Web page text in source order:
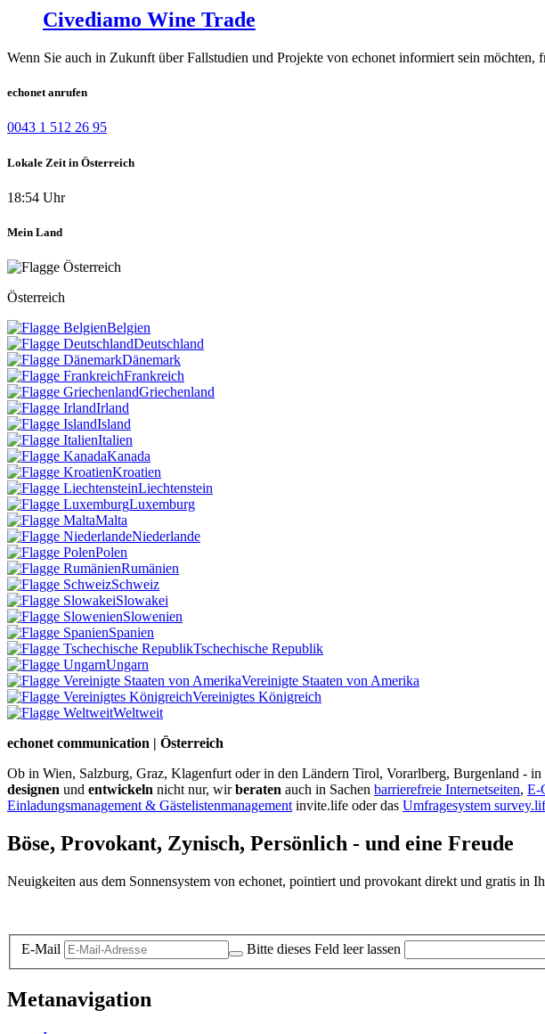
Civediamo Wine Trade
Wenn Sie auch in Zukunft über Fallstudien und Projekte von echonet informiert sein
echonet anrufen
0043 1 512 26 95
Lokale Zeit in Österreich
18:54 Uhr
Mein Land
Österreich
Belgien
Deutschland
Dänemark
Frankreich
Griechenland
Irland
Island
Italien
Kanada
Kroatien
Liechtenstein
Luxemburg
Malta
Niederlande
Polen
Rumänien
Schweiz
Slowakei
Slowenien
Spanien
Tschechische Republik
Ungarn
Vereinigte Staaten von Amerika
Vereinigtes Königreich
Weltweit
echonet communication | Österreich
Ob in Wien, Salzburg, Graz, Klagenfurt oder in den Ländern Tirol, Vorarlberg, Burgenland -
designen und entwickeln nicht nur, wirberaten auch in Sachen barrierefreie Internetseiten, E-
Einladungsmanagement & Gästelistenmanagement invite.life oder das Umfragesystem
Böse, Provokant, Zynisch, Persönlich - und eine Freude
Neuigkeiten aus dem Sonnensystem von echonet, pointiert und provokant direkt und gratis in
E-Mail Bitte dieses Feld leer lassen
Metanavigation